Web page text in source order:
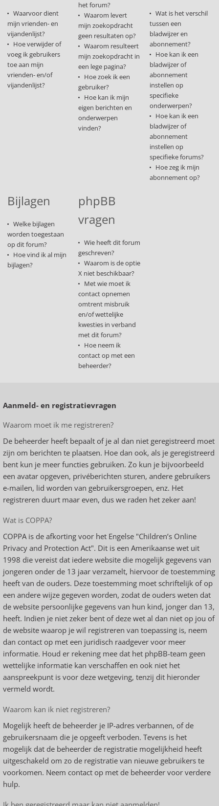
Waarvoor dient
mijn vrienden- en
vijandenlijst?
Hoe verwijder of
voeg ik gebruikers
toe aan mijn
vrienden- en/of
vijandenlijst?
het forum?
Waarom levert
mijn zoekopdracht
geen resultaten op?
Waarom resulteert
mijn zoekopdracht in
een lege pagina?
Hoe zoek ik een
gebruiker?
Hoe kan ik mijn
eigen berichten en
onderwerpen
vinden?
Wat is het verschil
tussen een
bladwijzer en
abonnement?
Hoe kan ik een
bladwijzer of
abonnement
instellen op
specifieke
onderwerpen?
Hoe kan ik een
bladwijzer of
abonnement
instellen op
specifieke forums?
Hoe zeg ik mijn
abonnement op?
Bijlagen
Welke bijlagen
worden toegestaan
op dit forum?
Hoe vind ik al mijn
bijlagen?
phpBB
vragen
Wie heeft dit forum
geschreven?
Waarom is de optie
X niet beschikbaar?
Met wie moet ik
contact opnemen
omtrent misbruik
en/of wettelijke
kwesties in verband
met dit forum?
Hoe neem ik
contact op met een
beheerder?
Aanmeld- en registratievragen
Waarom moet ik me registreren?
De beheerder heeft bepaalt of je al dan niet geregistreerd moet
zijn om berichten te plaatsen. Hoe dan ook, als je geregistreerd
bent kun je meer functies gebruiken. Zo kun je bijvoorbeeld
een avatar opgeven, privéberichten sturen, andere gebruikers
e-mailen, lid worden van gebruikersgroepen, enz. Het
registreren duurt maar even, dus we raden het zeker aan!
Wat is COPPA?
COPPA is de afkorting voor het Engelse "Children’s Online
Privacy and Protection Act". Dit is een Amerikaanse wet uit
1998 die vereist dat iedere website die mogelijk gegevens van
jongeren onder de 13 jaar verzamelt, hiervoor de toestemming
heeft van de ouders. Deze toestemming moet schriftelijk of op
een andere wijze gegeven worden, zodat de ouders weten dat
de website persoonlijke gegevens van hun kind, jonger dan 13,
heeft. Indien je niet zeker bent of deze wet al dan niet op jou of
de website waarop je wil registreren van toepassing is, neem
dan contact op met een juridisch raadgever voor meer
informatie. Houd er rekening mee dat het phpBB-team geen
wettelijke informatie kan verschaffen en ook niet het
aanspreekpunt is voor deze wetgeving, tenzij dit hieronder
vermeld wordt.
Waarom kan ik niet registreren?
Mogelijk heeft de beheerder je IP-adres verbannen, of de
gebruikersnaam die je opgeeft verboden. Tevens is het
mogelijk dat de beheerder de registratie mogelijkheid heeft
uitgeschakeld om zo de registratie van nieuwe gebruikers te
voorkomen. Neem contact op met de beheerder voor verdere
hulp.